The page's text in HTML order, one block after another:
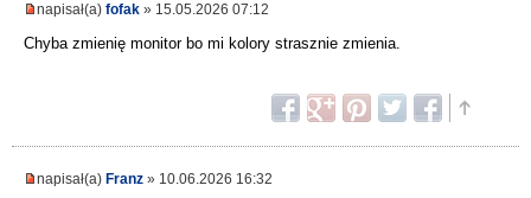
napisał(a) fofak » 15.05.2026 07:12
Chyba zmienię monitor bo mi kolory strasznie zmienia.
napisał(a) Franz » 10.06.2026 16:32